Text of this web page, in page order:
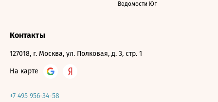
Ведомости Юг
Контакты
127018, г. Москва, ул. Полковая, д. 3, стр. 1
На карте
+7 495 956-34-58